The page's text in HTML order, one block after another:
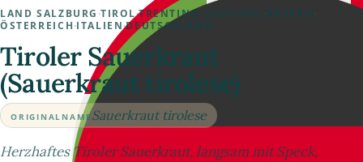
LAND SALZBURG ·TIROL·TRENTINO-SÜDTIROL BAYERN
ÖSTERREICH ·ITALIEN·DEUTSCHLAND
Tiroler Sauerkraut
(Sauerkraut tirolese)
ORIGINALNAME Sauerkraut tirolese
Herzhaftes Tiroler Sauerkraut, langsam mit Speck,